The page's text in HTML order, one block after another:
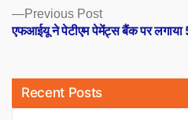
Previous PostPrevious
post:
एफआईयू ने पेटीएम पेमेंट्स बैंक पर लगाया
Recent Posts